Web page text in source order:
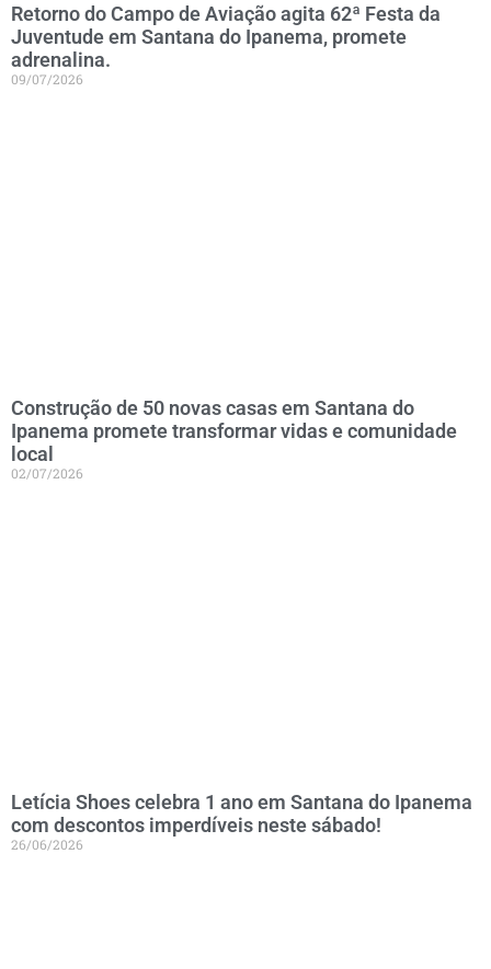
Retorno do Campo de Aviação agita 62ª Festa da
Juventude em Santana do Ipanema, promete
adrenalina.
09/07/2026
Construção de 50 novas casas em Santana do
Ipanema promete transformar vidas e comunidade
local
02/07/2026
Letícia Shoes celebra 1 ano em Santana do Ipanema
com descontos imperdíveis neste sábado!
26/06/2026